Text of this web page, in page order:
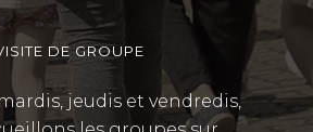
DE GROUPE
jeudis et vendredis,